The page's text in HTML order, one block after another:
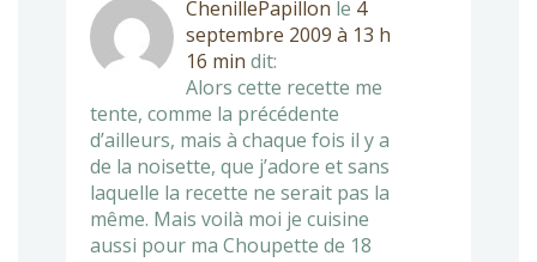
ChenillePapillon le 4
septembre 2009 à 13 h
16 min dit:
Alors cette recette me
tente, comme la précédente
d’ailleurs, mais à chaque fois il y a
de la noisette, que j’adore et sans
laquelle la recette ne serait pas la
même. Mais voilà moi je cuisine
aussi pour ma Choupette de 18